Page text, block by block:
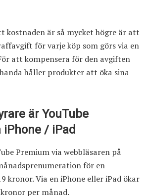
kostnaden är så mycket högre är att
för varje köp som görs via en
att kompensera för den avgiften
håller produkter att öka sina
är YouTube
/ iPad
Premium via webbläsaren på
för en
kronor. Via en iPhone eller iPad ökar
per månad.